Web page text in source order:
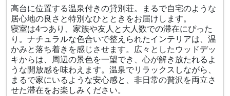
高台に位置する温泉付きの貸別荘。まるで自宅のような
居心地の良さと特別なひとときをお届けします。
寝室は4つあり、家族や友人と大人数での滞在にぴった
り。ナチュラルな色合いで整えられたインテリアは、温
かみと落ち着きを感じさせます。広々としたウッドデッ
キからは、周辺の景色を一望でき、心が解き放たれるよ
うな開放感を味わえます。温泉でリラックスしながら、
まるで家にいるような安心感と、非日常の贅沢を両立さ
せた滞在をお楽しみください。